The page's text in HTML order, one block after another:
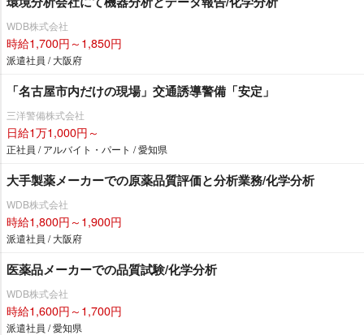
WDB株式会社
時給1,700円～1,850円
派遣社員 / 大阪府
「名古屋市内だけの現場」交通誘導警備「安定」
三洋警備株式会社
日給1万1,000円～
正社員 / アルバイト・パート / 愛知県
大手製薬メーカーでの原薬品質評価と分析業務/化学分析
WDB株式会社
時給1,800円～1,900円
派遣社員 / 大阪府
医薬品メーカーでの品質試験/化学分析
WDB株式会社
時給1,600円～1,700円
派遣社員 / 愛知県